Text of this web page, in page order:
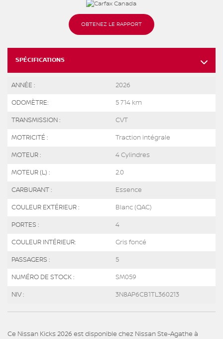
OBTENEZ LE RAPPORT
SPÉCIFICATIONS
ANNÉE : 2026
ODOMÈTRE: 5 714 km
TRANSMISSION : CVT
MOTRICITÉ : Traction intégrale
MOTEUR : 4 Cylindres
MOTEUR (L) : 2.0
CARBURANT : Essence
COULEUR EXTÉRIEUR : Blanc (QAC)
PORTES : 4
COULEUR INTÉRIEUR: Gris foncé
PASSAGERS : 5
NUMÉRO DE STOCK : SM059
NIV : 3N8AP6CB1TL360213
Ce Nissan Kicks 2026 est disponible chez Nissan Ste-Agathe à